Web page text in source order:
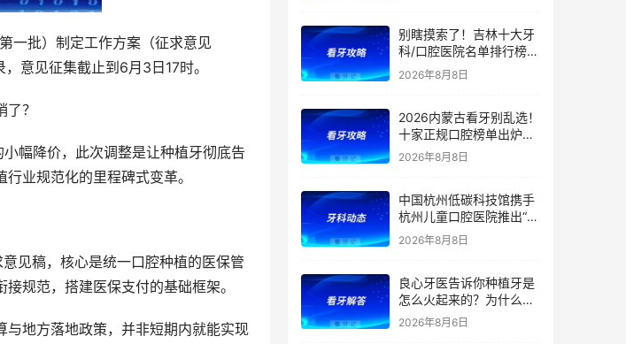
一批）制定工作方案（征求意见
意见征集截止到6月3日17时。
？
幅降价，此次调整是让种植牙彻底告
业规范化的里程碑式变革。
见稿，核心是统一口腔种植的医保管
规范，搭建医保支付的基础框架。
地方落地政策，并非短期内就能实现
别瞎摸索了！吉林十大牙
科/口腔医院名单排行榜！
（多家公立私立医院上
榜）！含2026年【最新
面/种植牙价格表！
2026年8月8日
2026内蒙古看牙别乱选！
十家正规口腔榜单出炉：
公立/私立全覆盖，官方支
矫正、种植牙价格
2026年8月8日
中国杭州低碳科技馆携手
杭州儿童口腔医院推出“我
是小小牙医”职业体验课
2026年8月8日
良心牙医告诉你种植牙是
怎么火起来的？为什么替
代了假牙？
2026年8月6日